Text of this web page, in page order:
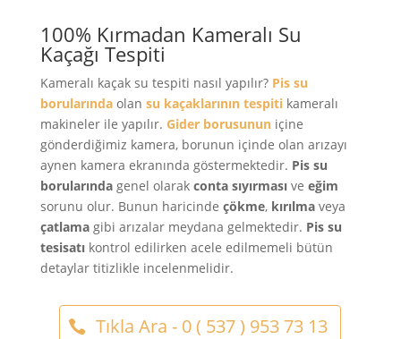
100% Kırmadan Kameralı Su
Kaçağı Tespiti
Kameralı kaçak su tespiti nasıl yapılır? Pis su
borularındaolan su kaçaklarının tespitikameralı
makineler ile yapılır. Gider borusunun içine
gönderdiğimiz kamera, borunun içinde olan arızayı
aynen kamera ekranında göstermektedir. Pis su
borularındagenel olarak conta sıyırmasıve eğim
sorunu olur. Bunun haricinde çökme, kırılmaveya
çatlamagibi arızalar meydana gelmektedir. Pis su
tesisatıkontrol edilirken acele edilmemeli bütün
detaylar titizlikle incelenmelidir.
Tıkla Ara - 0 ( 537 ) 953 73 13